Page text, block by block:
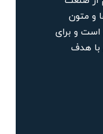
و متون
است و برای
با هدف